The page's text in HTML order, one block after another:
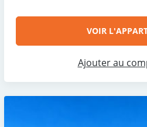
VOIR
Ajouter au